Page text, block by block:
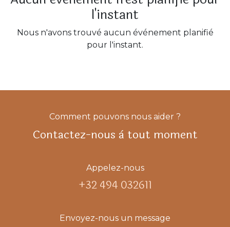
l'instant
Nous n'avons trouvé aucun événement planifié
pour l'instant.
Comment pouvons nous aider ?
Contactez-nous à tout moment
Appelez-nous
+32 494 032611
Envoyez-nous un message